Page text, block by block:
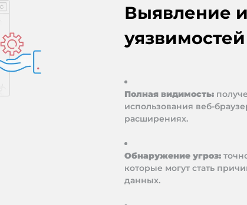
Выявление
уязвимостей
Полная видимость:
использования веб-
расширениях.
Обнаружение угроз:
которые могут стать
данных.